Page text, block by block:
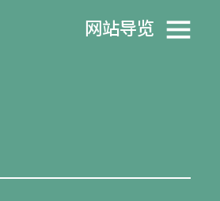
网站导览